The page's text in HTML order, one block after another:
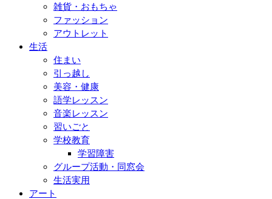
雑貨・おもちゃ
ファッション
アウトレット
生活
住まい
引っ越し
美容・健康
語学レッスン
音楽レッスン
習いごと
学校教育
学習障害
グループ活動・同窓会
生活実用
アート